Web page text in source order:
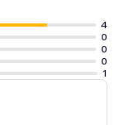
4
0
0
0
1